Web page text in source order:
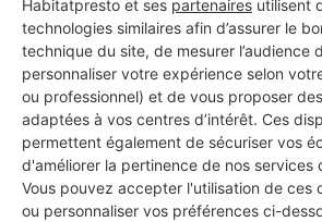
Habitatpresto et ses partenaires utilisent
technologies similaires afin d’assurer le
technique du site, de mesurer l’audience
personnaliser votre expérience selon
ou professionnel) et de vous proposer
adaptées à vos centres d’intérêt. Ces
permettent également de sécuriser vos
d'améliorer la pertinence de nos services
Vous pouvez accepter l'utilisation de ces
ou personnaliser vos préférences ci-
DEMANDER UN